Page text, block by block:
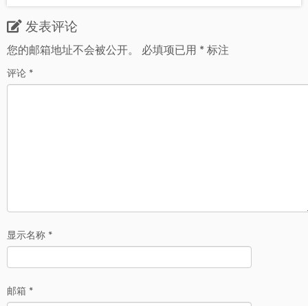
发表评论
您的邮箱地址不会被公开。
必填项已用 *标注
评论 *
显示名称 *
邮箱 *